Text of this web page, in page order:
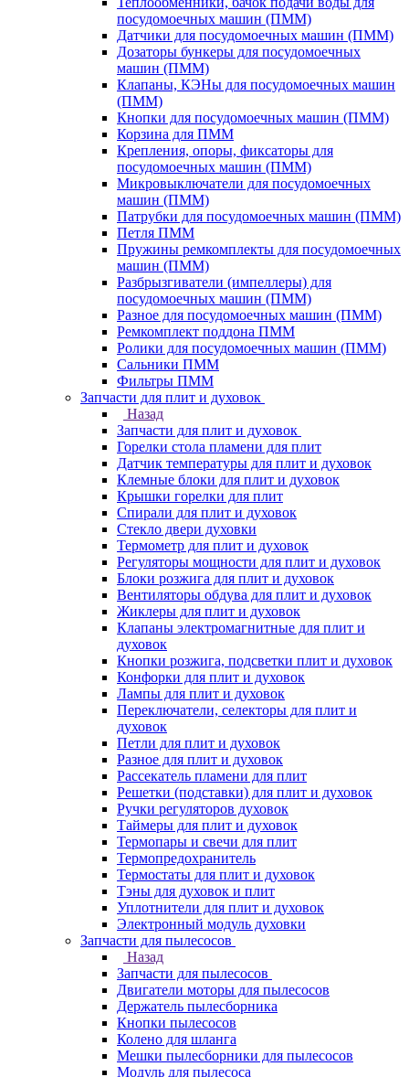
посудомоечных машин (ПММ)
Датчики для посудомоечных машин (ПММ)
Дозаторы бункеры для посудомоечных
машин (ПММ)
Клапаны, КЭНы для посудомоечных машин
(ПММ)
Кнопки для посудомоечных машин (ПММ)
Корзина для ПММ
Крепления, опоры, фиксаторы для
посудомоечных машин (ПММ)
Микровыключатели для посудомоечных
машин (ПММ)
Патрубки для посудомоечных машин (ПММ)
Петля ПММ
Пружины ремкомплекты для посудомоечных
машин (ПММ)
Разбрызгиватели (импеллеры) для
посудомоечных машин (ПММ)
Разное для посудомоечных машин (ПММ)
Ремкомплект поддона ПММ
Ролики для посудомоечных машин (ПММ)
Сальники ПММ
Фильтры ПММ
Запчасти для плит и духовок
Назад
Запчасти для плит и духовок
Горелки стола пламени для плит
Датчик температуры для плит и духовок
Клемные блоки для плит и духовок
Крышки горелки для плит
Спирали для плит и духовок
Стекло двери духовки
Термометр для плит и духовок
Регуляторы мощности для плит и духовок
Блоки розжига для плит и духовок
Вентиляторы обдува для плит и духовок
Жиклеры для плит и духовок
Клапаны электромагнитные для плит и
духовок
Кнопки розжига, подсветки плит и духовок
Конфорки для плит и духовок
Лампы для плит и духовок
Переключатели, селекторы для плит и
духовок
Петли для плит и духовок
Разное для плит и духовок
Рассекатель пламени для плит
Решетки (подставки) для плит и духовок
Ручки регуляторов духовок
Таймеры для плит и духовок
Термопары и свечи для плит
Термопредохранитель
Термостаты для плит и духовок
Тэны для духовок и плит
Уплотнители для плит и духовок
Электронный модуль духовки
Запчасти для пылесосов
Назад
Запчасти для пылесосов
Двигатели моторы для пылесосов
Держатель пылесборника
Кнопки пылесосов
Колено для шланга
Мешки пылесборники для пылесосов
Модуль для пылесоса